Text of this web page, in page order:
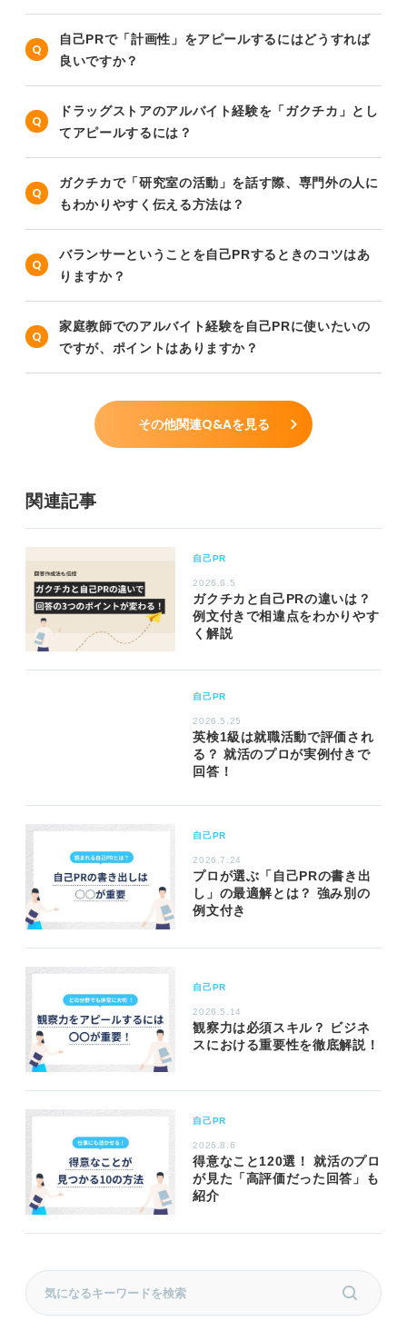
自己PRで「計画性」をアピールするにはどうすれば
良いですか？
ドラッグストアのアルバイト経験を「ガクチカ」とし
てアピールするには？
ガクチカで「研究室の活動」を話す際、専門外の人に
もわかりやすく伝える方法は？
バランサーということを自己PRするときのコツはあ
りますか？
家庭教師でのアルバイト経験を自己PRに使いたいの
ですが、ポイントはありますか？
その他関連Q&Aを見る
関連記事
自己PR
2026.6.5
ガクチカと自己PRの違いは？
例文付きで相違点をわかりやす
く解説
自己PR
2026.5.25
英検1級は就職活動で評価され
る？ 就活のプロが実例付きで
回答！
自己PR
2026.7.24
プロが選ぶ「自己PRの書き出
し」の最適解とは？ 強み別の
例文付き
自己PR
2026.5.14
観察力は必須スキル？ ビジネ
スにおける重要性を徹底解説！
自己PR
2026.8.6
得意なこと120選！ 就活のプロ
が見た「高評価だった回答」も
紹介